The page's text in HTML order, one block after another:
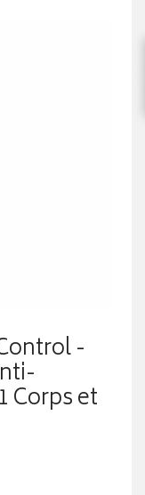
-
Corps et